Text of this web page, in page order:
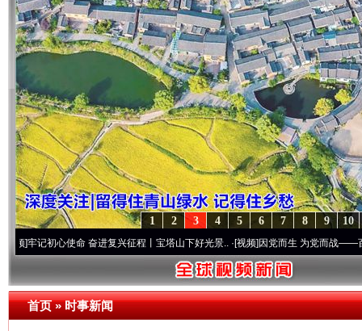
10
9
8
7
6
5
4
3
2
1
心使命 奋进复兴征程丨宝塔山下好光景..·[视频]因党而生 为党而战——百年“纪”事⑧
首页»时事新闻